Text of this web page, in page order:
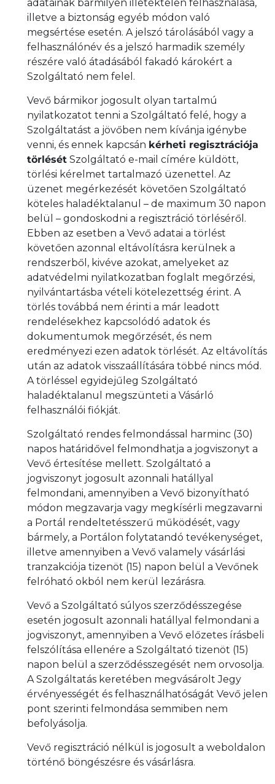
adatainak bármilyen illetéktelen felhasználása,
illetve a biztonság egyéb módon való
megsértése esetén. A jelszó tárolásából vagy a
felhasználónév és a jelszó harmadik személy
részére való átadásából fakadó károkért a
Szolgáltató nem felel.
Vevő bármikor jogosult olyan tartalmú
nyilatkozatot tenni a Szolgáltató felé, hogy a
Szolgáltatást a jövőben nem kívánja igénybe
venni, és ennek kapcsán kérheti regisztrációja
törlését Szolgáltató e-mail címére küldött,
törlési kérelmet tartalmazó üzenettel. Az
üzenet megérkezését követően Szolgáltató
köteles haladéktalanul – de maximum 30 napon
belül – gondoskodni a regisztráció törléséről.
Ebben az esetben a Vevő adatai a törlést
követően azonnal eltávolításra kerülnek a
rendszerből, kivéve azokat, amelyeket az
adatvédelmi nyilatkozatban foglalt megőrzési,
nyilvántartásba vételi kötelezettség érint. A
törlés továbbá nem érinti a már leadott
rendelésekhez kapcsolódó adatok és
dokumentumok megőrzését, és nem
eredményezi ezen adatok törlését. Az eltávolítás
után az adatok visszaállítására többé nincs mód.
A törléssel egyidejűleg Szolgáltató
haladéktalanul megszünteti a Vásárló
felhasználói fiókját.
Szolgáltató rendes felmondással harminc (30)
napos határidővel felmondhatja a jogviszonyt a
Vevő értesítése mellett. Szolgáltató a
jogviszonyt jogosult azonnali hatállyal
felmondani, amennyiben a Vevő bizonyítható
módon megzavarja vagy megkísérli megzavarni
a Portál rendeltetésszerű működését, vagy
bármely, a Portálon folytatandó tevékenységet,
illetve amennyiben a Vevő valamely vásárlási
tranzakciója tizenöt (15) napon belül a Vevőnek
felróható okból nem kerül lezárásra.
Vevő a Szolgáltató súlyos szerződésszegése
esetén jogosult azonnali hatállyal felmondani a
jogviszonyt, amennyiben a Vevő előzetes írásbeli
felszólítása ellenére a Szolgáltató tizenöt (15)
napon belül a szerződésszegését nem orvosolja.
A Szolgáltatás keretében megvásárolt Jegy
érvényességét és felhasználhatóságát Vevő jelen
pont szerinti felmondása semmiben nem
befolyásolja.
Vevő regisztráció nélkül is jogosult a weboldalon
történő böngészésre és vásárlásra.